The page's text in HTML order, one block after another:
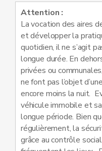
Attention :
La vocation des aires
et développer la
quotidien, il ne s’agit
longue durée. En
privées ou
ne font pas l’objet
encore moins la nuit.
véhicule immobile et
longue période. Bien
régulièrement, la
grâce au contrôle